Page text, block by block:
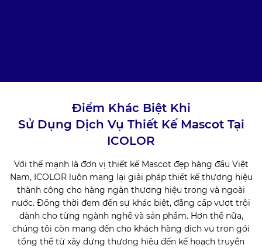
Điểm Khác Biệt Khi
Sử Dụng Dịch Vụ Thiết Kế Mascot Tại
ICOLOR
Với thế mạnh là đơn vị thiết kế Mascot đẹp hàng đầu Việt
Nam, ICOLOR luôn mang lại giải pháp thiết kế thương hiệu
thành công cho hàng ngàn thương hiệu trong và ngoài
nước. Đồng thời đem đến sự khác biệt, đẳng cấp vượt trội
dành cho từng ngành nghề và sản phẩm. Hơn thế nữa,
chúng tôi còn mang đến cho khách hàng dịch vụ trọn gói
tổng thể từ xây dựng thương hiệu đến kế hoạch truyền